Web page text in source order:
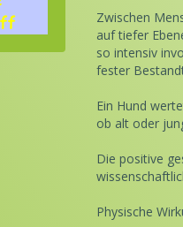
Zwischen
auf tiefer
so intensiv
fester
Ein Hund
ob alt oder
Die positive
Physische